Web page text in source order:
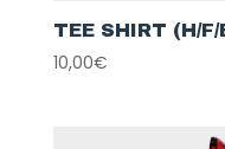
TEE SHIRT (H/
10,00€